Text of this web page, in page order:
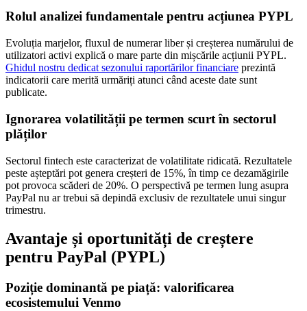
Rolul analizei fundamentale pentru acțiunea PYPL
Evoluția marjelor, fluxul de numerar liber și creșterea numărului de
utilizatori activi explică o mare parte din mișcările acțiunii PYPL.
Ghidul nostru dedicat sezonului raportărilor financiare prezintă
indicatorii care merită urmăriți atunci când aceste date sunt
publicate.
Ignorarea volatilității pe termen scurt în sectorul
plăților
Sectorul fintech este caracterizat de volatilitate ridicată. Rezultatele
peste așteptări pot genera creșteri de 15%, în timp ce dezamăgirile
pot provoca scăderi de 20%. O perspectivă pe termen lung asupra
PayPal nu ar trebui să depindă exclusiv de rezultatele unui singur
trimestru.
Avantaje și oportunități de creștere
pentru PayPal (PYPL)
Poziție dominantă pe piață: valorificarea
ecosistemului Venmo